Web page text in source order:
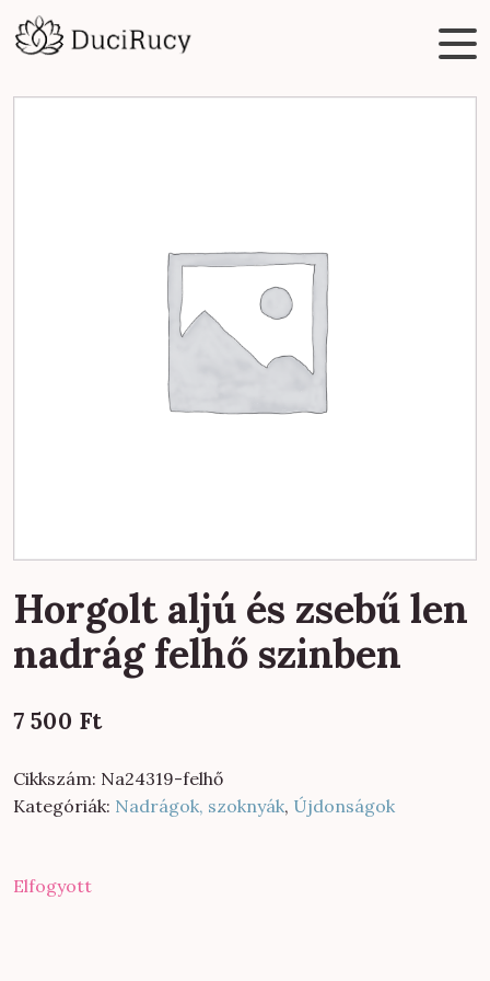
Horgolt aljú és zsebű len
nadrág felhő szinben
7 500 Ft
Cikkszám: Na24319-felhő
Kategóriák: Nadrágok, szoknyák, Újdonságok
Elfogyott